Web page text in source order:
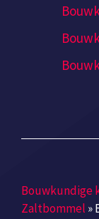
Bouwkundige
Zaltbommel »